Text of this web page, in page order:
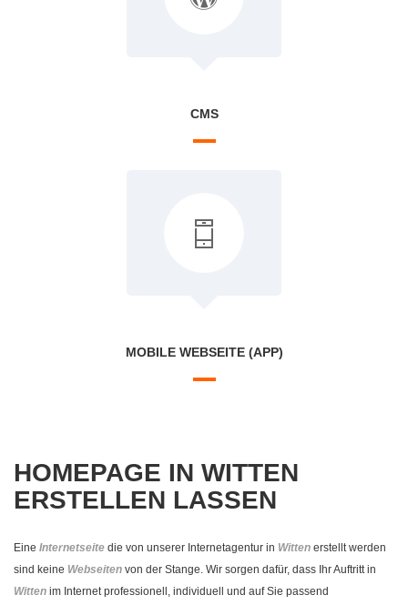
CMS
MOBILE WEBSEITE (APP)
HOMEPAGE IN WITTEN
ERSTELLEN LASSEN
Eine Internetseite die von unserer Internetagentur in Witten erstellt werden
sind keine Webseiten von der Stange. Wir sorgen dafür, dass Ihr Auftritt in
Witten im Internet professionell, individuell und auf Sie passend